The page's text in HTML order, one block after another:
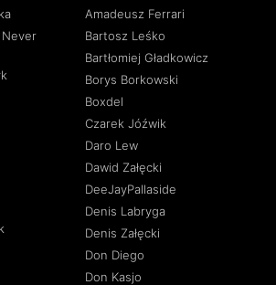
Amadeusz Ferrari
Bartosz Leśko
Bartłomiej Gładkowicz
Borys Borkowski
Boxdel
Czarek Jóźwik
Daro Lew
Dawid Załęcki
DeeJayPallaside
Denis Labryga
Denis Załęcki
Don Diego
Don Kasjo